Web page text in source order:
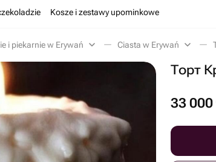
Kosze i zestawy upominkowe
i piekarnie w Erywań Ciasta w Erywań
Торт
33 000